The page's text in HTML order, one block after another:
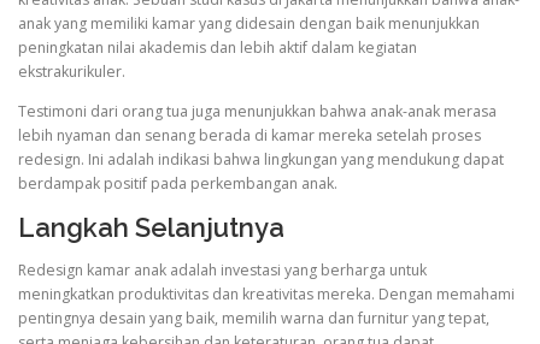
anak yang memiliki kamar yang didesain dengan baik menunjukkan
peningkatan nilai akademis dan lebih aktif dalam kegiatan
ekstrakurikuler.
Testimoni dari orang tua juga menunjukkan bahwa anak-anak merasa
lebih nyaman dan senang berada di kamar mereka setelah proses
redesign. Ini adalah indikasi bahwa lingkungan yang mendukung dapat
berdampak positif pada perkembangan anak.
Langkah Selanjutnya
Redesign kamar anak adalah investasi yang berharga untuk
meningkatkan produktivitas dan kreativitas mereka. Dengan memahami
pentingnya desain yang baik, memilih warna dan furnitur yang tepat,